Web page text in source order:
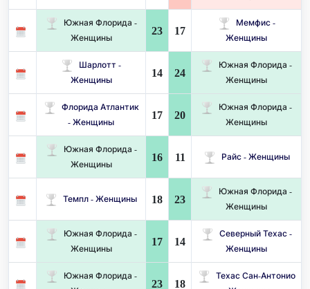
Южная Флорида -
Женщины
23 17
Мемфис -
Женщины
Шарлотт -
Женщины
14 24
Южная Флорида -
Женщины
Флорида Атлантик
- Женщины
17 20
Южная Флорида -
Женщины
Южная Флорида -
Женщины
16 11 Райс - Женщины
Темпл - Женщины 18 23
Южная Флорида -
Женщины
Южная Флорида -
Женщины
17 14
Северный Техас -
Женщины
Южная Флорида -
23 18
Техас Сан-Антонио